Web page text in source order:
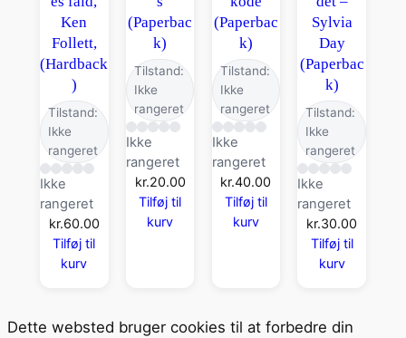
Ken
Follett,
(Hardback
)
Tilstand:
Ikke
rangeret
Ikke
rangeret
kr.60.00
Tilføj til
kurv
(Paperbac
k)
Tilstand:
Ikke
rangeret
Ikke
rangeret
kr.20.00
Tilføj til
kurv
(Paperbac
k)
Tilstand:
Ikke
rangeret
Ikke
rangeret
kr.40.00
Tilføj til
kurv
Sylvia
Day
(Paperbac
k)
Tilstand:
Ikke
rangeret
Ikke
rangeret
kr.30.00
Tilføj til
kurv
Dette websted bruger cookies til at forbedre din